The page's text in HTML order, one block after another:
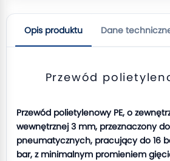
Opis produktu Dane
Przewód
Przewód polietylenowy PE, o
wewnętrznej 3 mm, przeznaczony
pneumatycznych, pracujący do 16
bar, z minimalnym promieniem